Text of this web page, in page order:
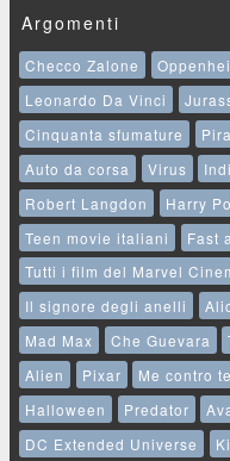
Argomenti
Checco Zalone
Leonardo Da Vinci
Cinquanta sfumature
Auto da corsa
Virus
Robert Langdon
Harry
Teen movie italiani
Fast
Tutti i film del Marvel
Il signore degli anelli
Mad Max
Che Guevara
Alien
Pixar Me contro te
Halloween
Predator
DC Extended Universe